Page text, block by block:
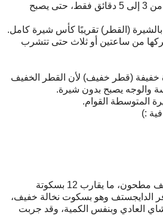
نفتح النار من الأعلى لمدة من 3 إلى 5 دقائق فقط، حتى يصبح
(القطر) تقريبًا كأس شيرة كامل.
من ساعتين أو ثلاث حتى تتشرب
(قطر خفيف) لأن القطر الخفيف
والوجه يصبح بدون شيرة.
المتوسطة القوام.
:)
250 غرام بسكوت دايجستف مطحون، ما يقارب 12 بسكوتة
الدايجستف وهو بسكوت نخالة خفيف،
العادي وبنفس الكمية، وقد جربت